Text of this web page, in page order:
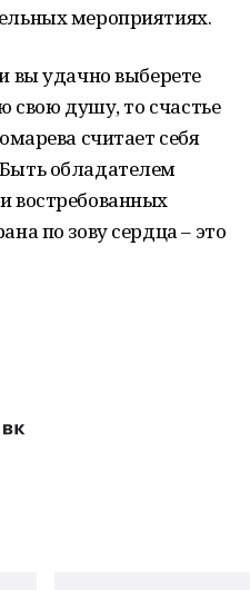
мероприятиях.
вы удачно выберете
свою душу, то счастье
считает себя
обладателем
востребованных
по зову сердца – это